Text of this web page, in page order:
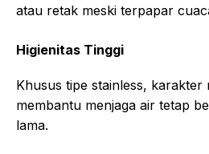
atau retak meski terpapar
Higienitas Tinggi
Khusus tipe stainless, karakter
membantu menjaga air tetap
lama.